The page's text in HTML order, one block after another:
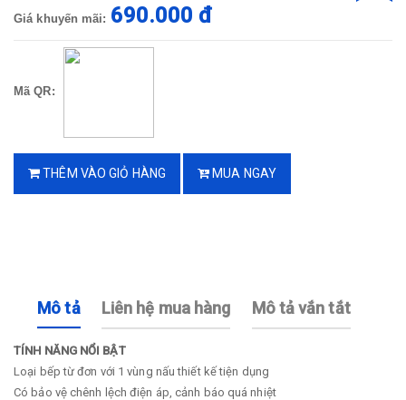
Giá khuyến mãi: 690.000 đ
Mã QR:
THÊM VÀO GIỎ HÀNG MUA NGAY
Mô tả Liên hệ mua hàng Mô tả vắn tắt
TÍNH NĂNG NỔI BẬT
Loại bếp từ đơn với 1 vùng nấu thiết kế tiện dụng
Có bảo vệ chênh lệch điện áp, cảnh báo quá nhiệt